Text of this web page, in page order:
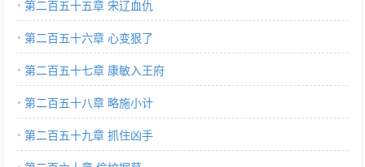
第二百五十五章 宋辽血仇
第二百五十六章 心变狠了
第二百五十七章 康敏入王府
第二百五十八章 略施小计
第二百五十九章 抓住凶手